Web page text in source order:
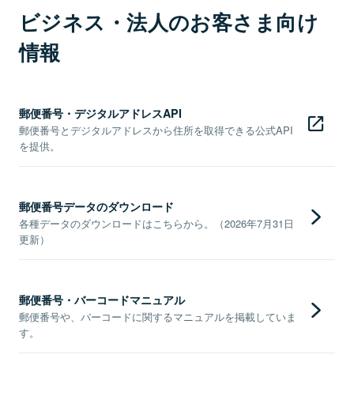
ビジネス・法人のお客さま向け
情報
郵便番号・デジタルアドレスAPI
郵便番号とデジタルアドレスから住所を取得できる公式API
を提供。
郵便番号データのダウンロード
各種データのダウンロードはこちらから。（2026年7月31日
更新）
郵便番号・バーコードマニュアル
郵便番号や、バーコードに関するマニュアルを掲載していま
す。